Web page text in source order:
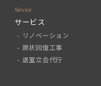
サービス
リノベーション
原状回復工事
退室立会代行